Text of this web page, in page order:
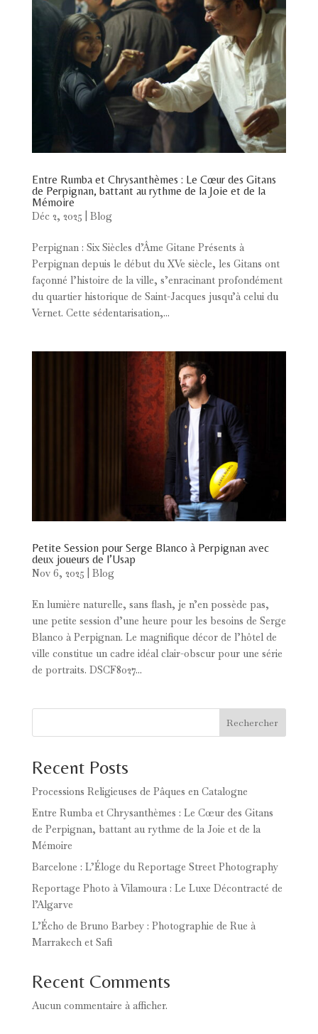
Entre Rumba et Chrysanthèmes : Le Cœur des Gitans
de Perpignan, battant au rythme de la Joie et de la
Mémoire
Déc 2, 2025 Blog
Perpignan : Six Siècles d’Âme Gitane Présents à
Perpignan depuis le début du XVe siècle, les Gitans ont
façonné l’histoire de la ville, s’enracinant profondément
du quartier historique de Saint-Jacques jusqu’à celui du
Vernet. Cette sédentarisation,...
Petite Session pour Serge Blanco à Perpignan avec
deux joueurs de l’Usap
Nov 6, 2025 Blog
En lumière naturelle, sans flash, je n’en possède pas,
une petite session d’une heure pour les besoins de Serge
Blanco à Perpignan. Le magnifique décor de l’hôtel de
ville constitue un cadre idéal clair-obscur pour une série
de portraits. DSCF8027...
Rechercher
Recent Posts
Processions Religieuses de Pâques en Catalogne
Entre Rumba et Chrysanthèmes : Le Cœur des Gitans
de Perpignan, battant au rythme de la Joie et de la
Mémoire
Barcelone : L’Éloge du Reportage Street Photography
Reportage Photo à Vilamoura : Le Luxe Décontracté de
l’Algarve
L’Écho de Bruno Barbey : Photographie de Rue à
Marrakech et Safi
Recent Comments
Aucun commentaire à afficher.